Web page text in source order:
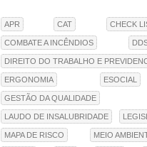
APR CAT CHECK
COMBATE A INCÊNDIOS
DIREITO DO TRABALHO E
ERGONOMIA ESOCIAL
GESTÃO DA QUALIDADE
LAUDO DE INSALUBRIDADE
MAPA DE RISCO MEIO